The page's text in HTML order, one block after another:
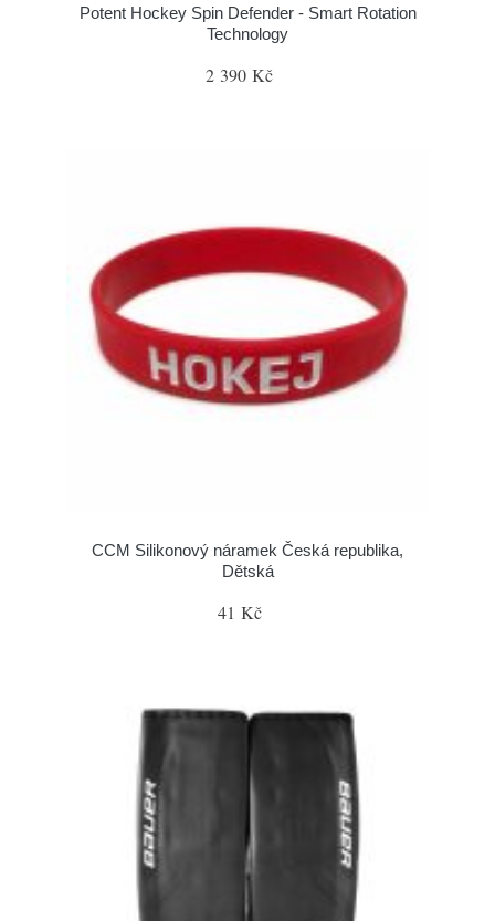
Potent Hockey Spin Defender - Smart Rotation
Technology
2 390 Kč
CCM Silikonový náramek Česká republika,
Dětská
41 Kč